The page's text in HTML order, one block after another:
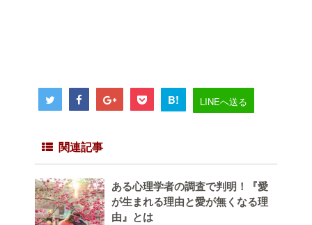
B! LINEへ送る
関連記事
ある心理学者の調査で判明！『愛
が生まれる理由と愛が無くなる理
由』とは